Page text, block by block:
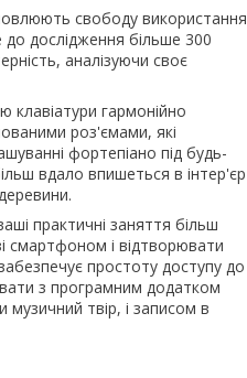
свободу використання
до дослідження більше 300
аналізуючи своє
клавіатури гармонійно
роз'ємами, які
фортепіано під будь-
вдало впишеться в інтер'єр
практичні заняття більш
смартфоном і відтворювати
простоту доступу до
з програмним додатком
твір, і записом в